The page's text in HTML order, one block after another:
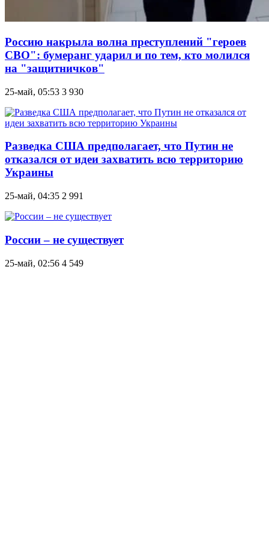
Россию накрыла волна преступлений "героев
СВО": бумеранг ударил и по тем, кто молился
на "защитничков"
25-май, 05:53 3 930
Разведка США предполагает, что Путин не
отказался от идеи захватить всю территорию
Украины
25-май, 04:35 2 991
России – не существует
25-май, 02:56 4 549